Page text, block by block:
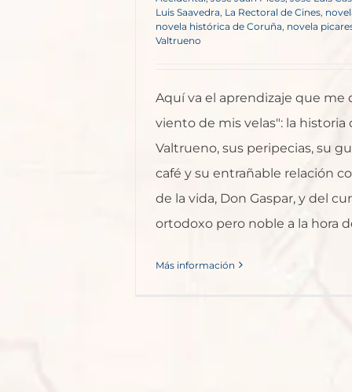
Luis Saavedra La Rectoral de Cines
novela histórica de Coruña novela
Valtrueno
Aquí va el aprendizaje que me
viento de mis velas": la historia
Valtrueno, sus peripecias, su
café y su entrañable relación
de la vida, Don Gaspar, y del
ortodoxo pero noble a la hora
Más información